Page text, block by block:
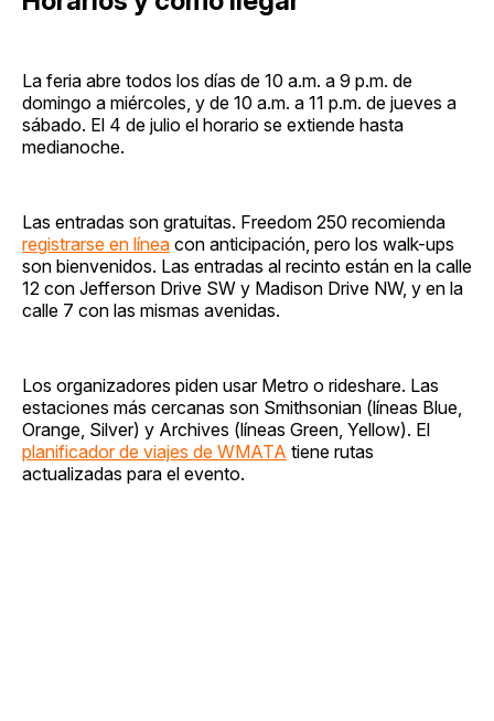
La feria abre todos los días de 10 a.m. a 9 p.m. de
domingo a miércoles, y de 10 a.m. a 11 p.m. de jueves a
sábado. El 4 de julio el horario se extiende hasta
medianoche.
Las entradas son gratuitas. Freedom 250 recomienda
registrarse en línea con anticipación, pero los walk-ups
son bienvenidos. Las entradas al recinto están en la calle
12 con Jefferson Drive SW y Madison Drive NW, y en la
calle 7 con las mismas avenidas.
Los organizadores piden usar Metro o rideshare. Las
estaciones más cercanas son Smithsonian (líneas Blue,
Orange, Silver) y Archives (líneas Green, Yellow). El
planificador de viajes de WMATA tiene rutas
actualizadas para el evento.